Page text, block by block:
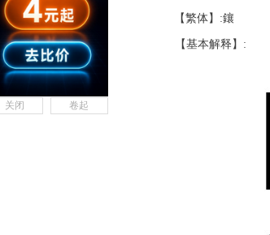
【繁体】:鑲
【基本解释】:
关闭 卷起